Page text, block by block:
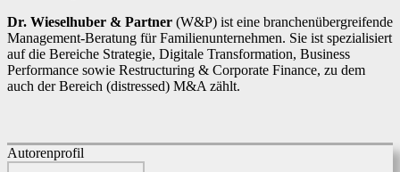
Dr. Wieselhuber & Partner (W&P) ist eine branchenübergreifende
Management-Beratung für Familienunternehmen. Sie ist spezialisiert
auf die Bereiche Strategie, Digitale Transformation, Business
Performance sowie Restructuring & Corporate Finance, zu dem
auch der Bereich (distressed) M&A zählt.
Autorenprofil